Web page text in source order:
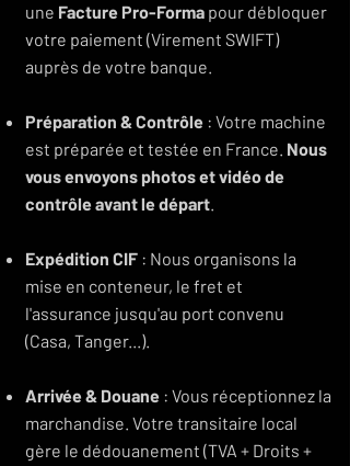
une Facture Pro-Formapour débloquer
votre paiement (Virement SWIFT)
auprès de votre banque.
Préparation & Contrôle: Votre machine
est préparée et testée en France. Nous
vous envoyons photos et vidéo de
contrôle avant le départ.
Expédition CIF: Nous organisons la
mise en conteneur, le fret et
l'assurance jusqu'au port convenu
(Casa, Tanger...).
Arrivée & Douane: Vous réceptionnez la
marchandise. Votre transitaire local
gère le dédouanement (TVA + Droits +